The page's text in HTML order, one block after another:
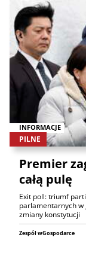
INFORMACJE
PILNE
Premier
całą pulę
Exit poll: triumf
parlamentarnych w
zmiany konstytucji
Zespół wGospodarce